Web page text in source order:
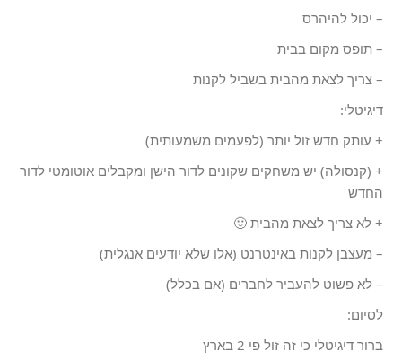
– יכול להיהרס
– תופס מקום בבית
– צריך לצאת מהבית בשביל לקנות
דיגיטלי:
+ עותק חדש זול יותר (לפעמים משמעותית)
+ (קנסולה) יש משחקים שקונים לדור הישן ומקבלים אוטומטי לדור
החדש
+ לא צריך לצאת מהבית 🙂
– מעצבן לקנות באינטרנט (אלו שלא יודעים אנגלית)
– לא פשוט להעביר לחברים (אם בכלל)
לסיום:
ברור דיגיטלי כי זה זול פי 2 בארץ